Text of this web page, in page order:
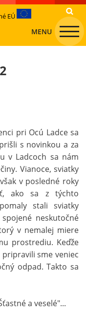
EÚ
MENU
pri Ocú Ladce sa
s novinkou a za
v Ladcoch sa nám
Vianoce, sviatky
v posledné roky
ako sa z týchto
stali sviatky
neskutočné
v nemalej miere
prostrediu. Keďže
sme veniec
odpad. Takto sa
a veselé"...